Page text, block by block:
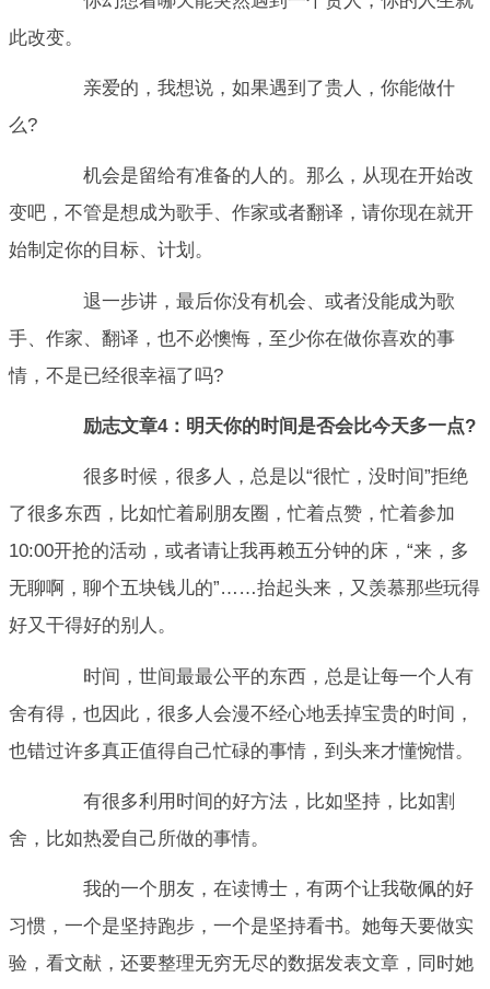
此改变。
亲爱的，我想说，如果遇到了贵人，你能做什
么?
机会是留给有准备的人的。那么，从现在开始改
变吧，不管是想成为歌手、作家或者翻译，请你现在就开
始制定你的目标、计划。
退一步讲，最后你没有机会、或者没能成为歌
手、作家、翻译，也不必懊悔，至少你在做你喜欢的事
情，不是已经很幸福了吗?
励志文章4：明天你的时间是否会比今天多一点?
很多时候，很多人，总是以“很忙，没时间”拒绝
了很多东西，比如忙着刷朋友圈，忙着点赞，忙着参加
10:00开抢的活动，或者请让我再赖五分钟的床，“来，多
无聊啊，聊个五块钱儿的”……抬起头来，又羡慕那些玩得
好又干得好的别人。
时间，世间最最公平的东西，总是让每一个人有
舍有得，也因此，很多人会漫不经心地丢掉宝贵的时间，
也错过许多真正值得自己忙碌的事情，到头来才懂惋惜。
有很多利用时间的好方法，比如坚持，比如割
舍，比如热爱自己所做的事情。
我的一个朋友，在读博士，有两个让我敬佩的好
习惯，一个是坚持跑步，一个是坚持看书。她每天要做实
验，看文献，还要整理无穷无尽的数据发表文章，同时她